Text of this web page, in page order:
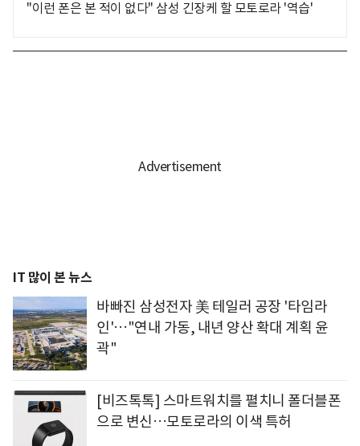
"이런 폰은 본 적이 없다" 삼성 긴장케 할 모토로라 '역습'
IT 많이 본 뉴스
바빠진 삼성전자 美 테일러 공장 '타임라
인'…"연내 가동, 내년 양산 확대 계획 윤
곽"
[비즈톡톡] 스마트워치를 펼치니 폴더블폰
으로 변신…모토로라의 이색 특허